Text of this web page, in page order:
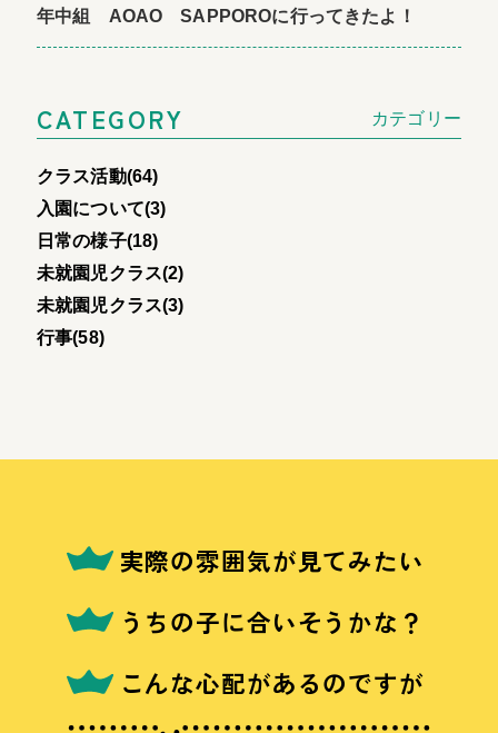
年中組 AOAO SAPPOROに行ってきたよ！
CATEGORY カテゴリー
クラス活動(64)
入園について(3)
日常の様子(18)
未就園児クラス(2)
未就園児クラス(3)
行事(58)
実際の雰囲気が見てみたい
うちの子に合いそうかな？
こんな心配があるのですが